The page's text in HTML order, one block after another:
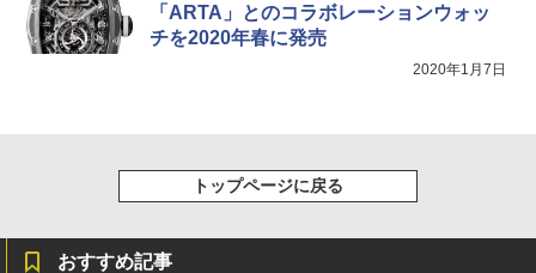
「ARTA」とのコラボレーションウォッ
チを2020年春に発売
2020年1月7日
トップページに戻る
おすすめ記事